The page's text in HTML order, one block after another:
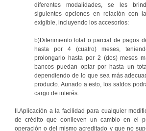
diferentes modalidades, se les
siguientes opciones en relación con
exigible, incluyendo los accesorios:
b)Diferimiento total o parcial de pagos
hasta por 4 (cuatro) meses,
prolongarlo hasta por 2 (dos) meses
bancos puedan optar por hasta un
dependiendo de lo que sea más
producto. Aunado a esto, los saldos
cargo de interés.
II.Aplicación a la facilidad para cualquier
de crédito que conlleven un cambio en el
operación o del mismo acreditado y que no